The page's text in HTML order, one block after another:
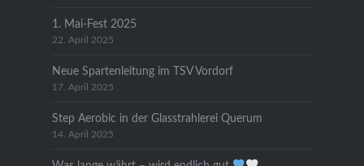
1. Mai-Fest 2025
22. April 2025
Neue Spartenleitung im TSV Vordorf
17. April 2025
Step Aerobic in der Glasstrahlerei Querum
14. April 2025